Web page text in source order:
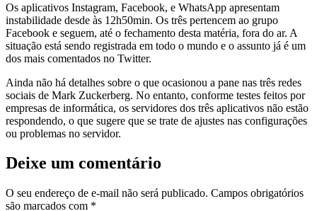
Os aplicativos Instagram, Facebook, e WhatsApp apresentam
instabilidade desde às 12h50min. Os três pertencem ao grupo
Facebook e seguem, até o fechamento desta matéria, fora do ar. A
situação está sendo registrada em todo o mundo e o assunto já é um
dos mais comentados no Twitter.
Ainda não há detalhes sobre o que ocasionou a pane nas três redes
sociais de Mark Zuckerberg. No entanto, conforme testes feitos por
empresas de informática, os servidores dos três aplicativos não estão
respondendo, o que sugere que se trate de ajustes nas configurações
ou problemas no servidor.
Deixe um comentário
O seu endereço de e-mail não será publicado. Campos obrigatórios
são marcados com *